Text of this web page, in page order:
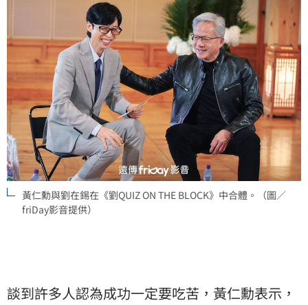
黃仁勳與劉在錫在《劉QUIZ ON THE BLOCK》中合體。（圖／
friDay影音提供）
談到許多人認為成功一定要吃苦，黃仁勳表示，